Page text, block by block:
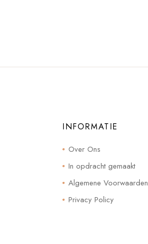
INFORMATIE
Over Ons
In opdracht gemaakt
Algemene Voorwaarden
Privacy Policy